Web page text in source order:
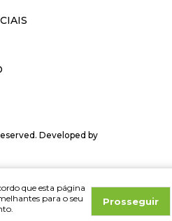
que esta página
para o seu
Prosseguir
Developed by